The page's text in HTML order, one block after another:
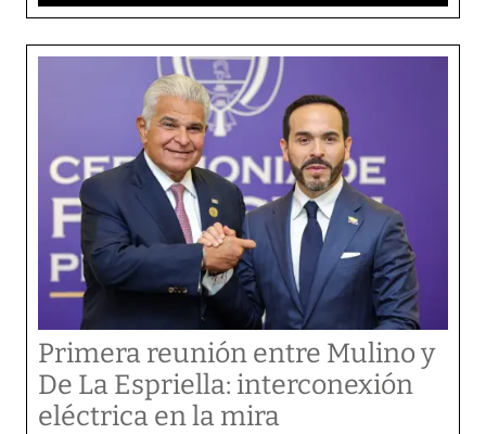
Primera reunión entre Mulino y
De La Espriella: interconexión
eléctrica en la mira